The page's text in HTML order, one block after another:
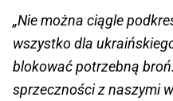
„Nie można ciągle
wszystko dla
blokować potrzebną
sprzeczności z naszymi